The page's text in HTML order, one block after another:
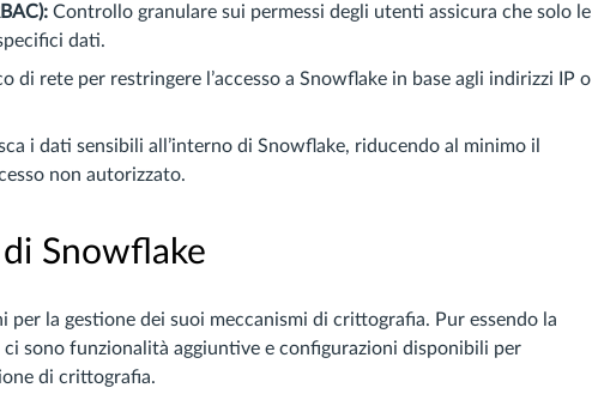
Controllo granulare sui permessi degli utenti assicura che solo le
dati.
di rete per restringere l’accesso a Snowflake in base agli indirizzi IP o
i dati sensibili all’interno di Snowflake, riducendo al minimo il
non autorizzato.
Snowflake
la gestione dei suoi meccanismi di crittografia. Pur essendo la
sono funzionalità aggiuntive e configurazioni disponibili per
di crittografia.